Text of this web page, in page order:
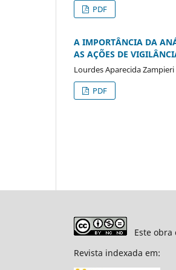
PDF
A IMPORTÂNCIA DA
AS AÇÕES DE
Lourdes Aparecida
PDF
Este obra
Revista indexada